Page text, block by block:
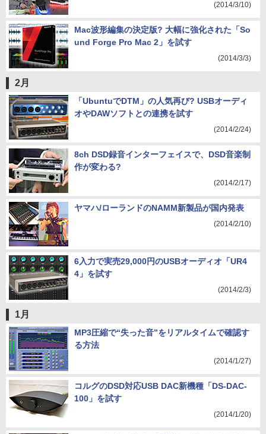
(2014/3/10)
Mac波形編集の決定版? 大幅に強化された「So
und Forge Pro Mac 2」を試す
(2014/3/3)
2月
「UbuntuでDTM」の人気再び? USBオーディ
オやDAWソフトとの連携を試す
(2014/2/24)
8ch DSD録音インターフェイスで、DSD音楽制
作が変わる?
(2014/2/17)
ヤマハ/ローランドのNAMM新製品が国内発表
(2014/2/10)
6入力で実売29,000円のUSBオーディオ「UR4
4」を試す
(2014/2/3)
1月
MP3圧縮で“失った音”をリアルタイムで確認す
る方法
(2014/1/27)
コルグのDSD対応USB DAC新機種「DS-DAC-
100」を試す
(2014/1/20)